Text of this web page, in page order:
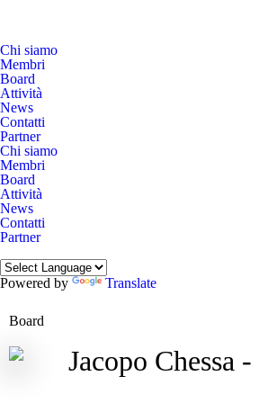
Chi siamo
Membri
Board
Attività
News
Contatti
Partner
Chi siamo
Membri
Board
Attività
News
Contatti
Partner
Powered by Translate
Board
Jacopo Chessa